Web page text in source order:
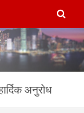
अनुरोध